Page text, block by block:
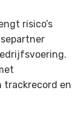
risico’s
trackrecord en